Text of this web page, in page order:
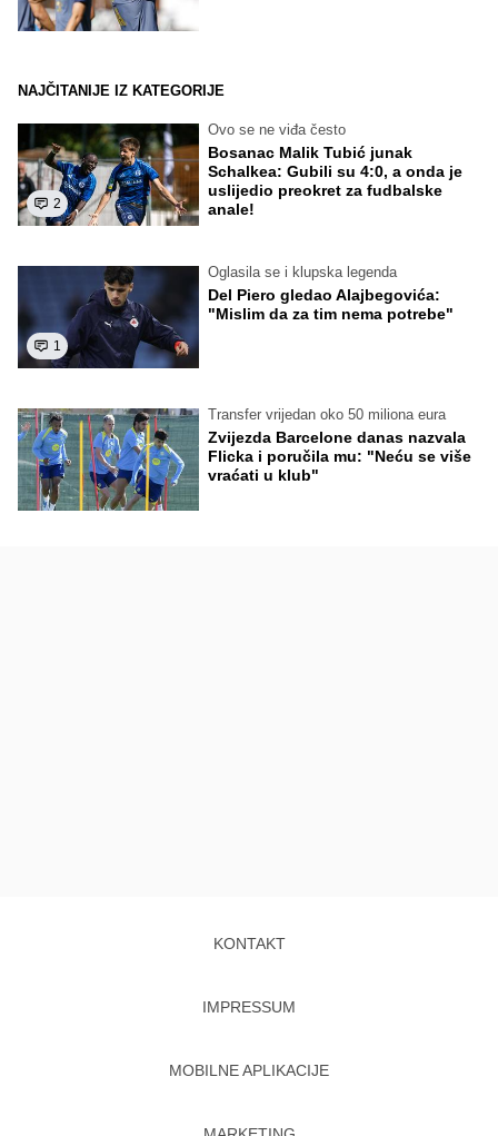
NAJČITANIJE IZ KATEGORIJE
2
Ovo se ne viđa često
Bosanac Malik Tubić junak
Schalkea: Gubili su 4:0, a onda je
uslijedio preokret za fudbalske
anale!
1
Oglasila se i klupska legenda
Del Piero gledao Alajbegovića:
"Mislim da za tim nema potrebe"
Transfer vrijedan oko 50 miliona eura
Zvijezda Barcelone danas nazvala
Flicka i poručila mu: "Neću se više
vraćati u klub"
KONTAKT
IMPRESSUM
MOBILNE APLIKACIJE